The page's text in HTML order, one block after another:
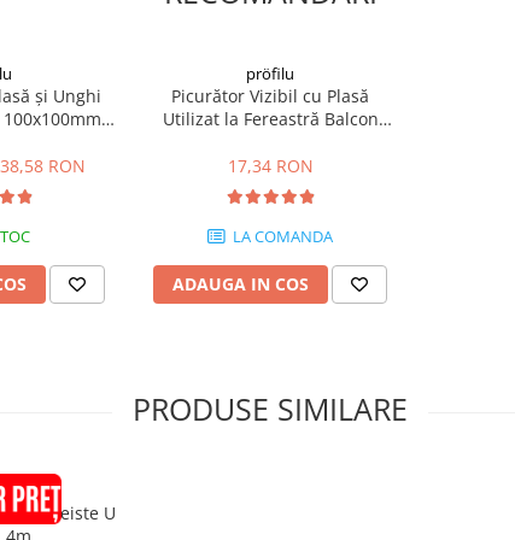
Pentru Termosistem
sa-l dezlipiti in 24 ore)
adezivul de armare.
și Unghi
RON
pröfilu
Picurător Vizibil cu Plasă
Utilizat la Fereastră Balcon
Zuerkannter 2.5m
17,34 RON
LA COMANDA
ADAUGA IN COS
PRODUSE SIMILARE
U